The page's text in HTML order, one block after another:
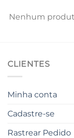
Nenhum
CLIENTES
Minha conta
Cadastre-se
Rastrear Pedido